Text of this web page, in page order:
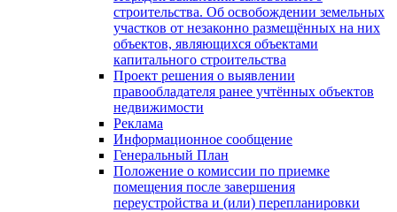
строительства. Об освобождении земельных
участков от незаконно размещённых на них
объектов, являющихся объектами
капитального строительства
Проект решения о выявлении
правообладателя ранее учтённых объектов
недвижимости
Реклама
Информационное сообщение
Генеральный План
Положение о комиссии по приемке
помещения после завершения
переустройства и (или) перепланировки